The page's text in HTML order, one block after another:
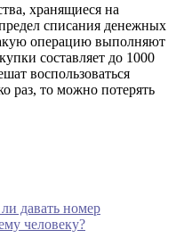
хранящиеся на
списания денежных
операцию выполняют
составляет до 1000
воспользоваться
раз, то можно потерять
давать номер
человеку?